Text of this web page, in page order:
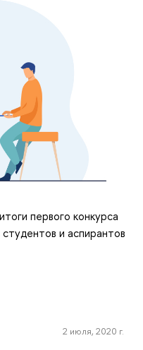
первого конкурса
и аспирантов
2 июля, 2020 г.